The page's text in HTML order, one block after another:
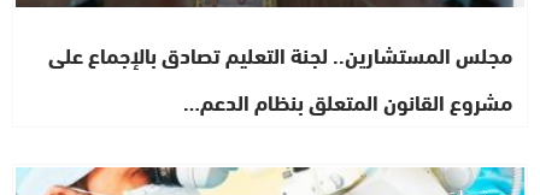
مجلس المستشارين.. لجنة التعليم تصادق بالإجماع على
مشروع القانون المتعلق بنظام الدعم…